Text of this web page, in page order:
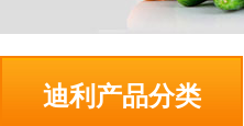
迪利产品分类